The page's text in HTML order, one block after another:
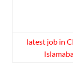
latest job in